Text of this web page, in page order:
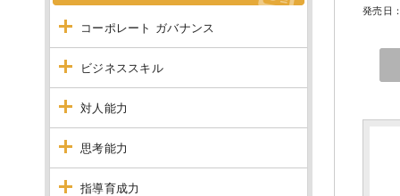
コーポレート ガバナンス
ビジネススキル
対人能力
思考能力
指導育成力
発売日